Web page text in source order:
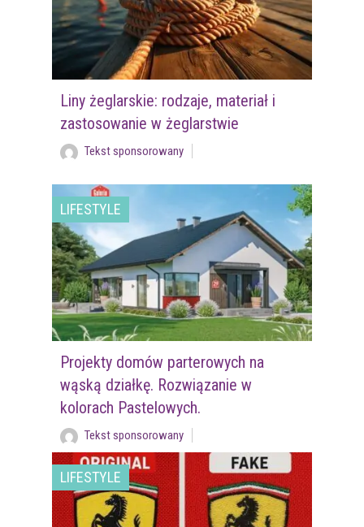
Liny żeglarskie: rodzaje, materiał i
zastosowanie w żeglarstwie
Tekst sponsorowany
LIFESTYLE
Projekty domów parterowych na
wąską działkę. Rozwiązanie w
kolorach Pastelowych.
Tekst sponsorowany
LIFESTYLE